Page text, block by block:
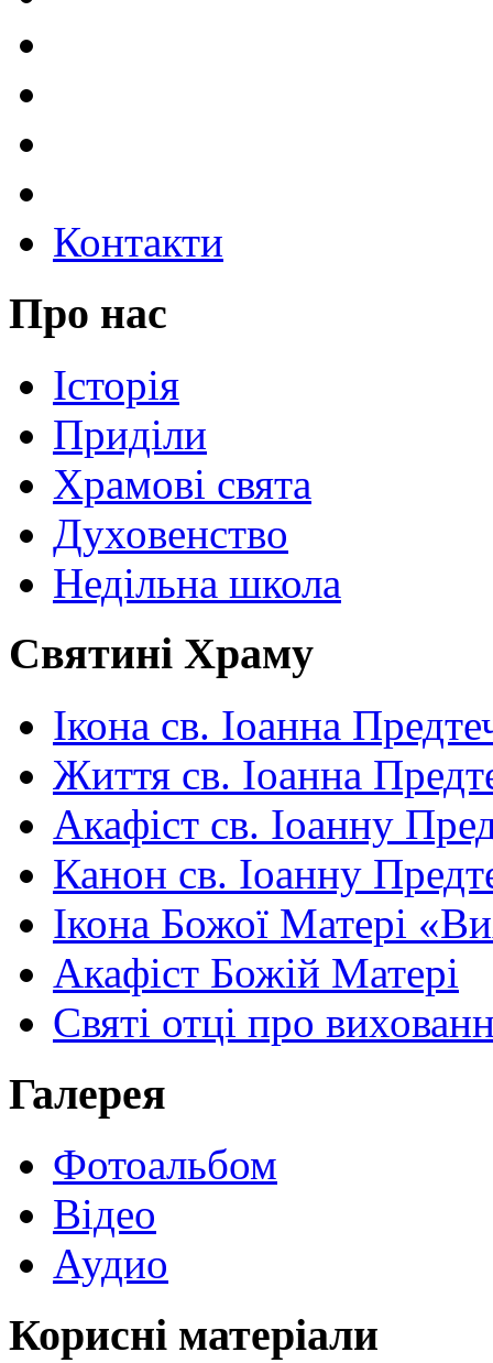
Контакти
Про нас
Історія
Приділи
Храмові свята
Духовенство
Недільна школа
Святині Храму
Ікона св. Іоанна
Життя св. Іоанна
Акафіст св. Іоанну
Канон св. Іоанну
Ікона Божої Матері
Акафіст Божій Матері
Святі отці про
Галерея
Фотоальбом
Відео
Аудио
Корисні матеріали